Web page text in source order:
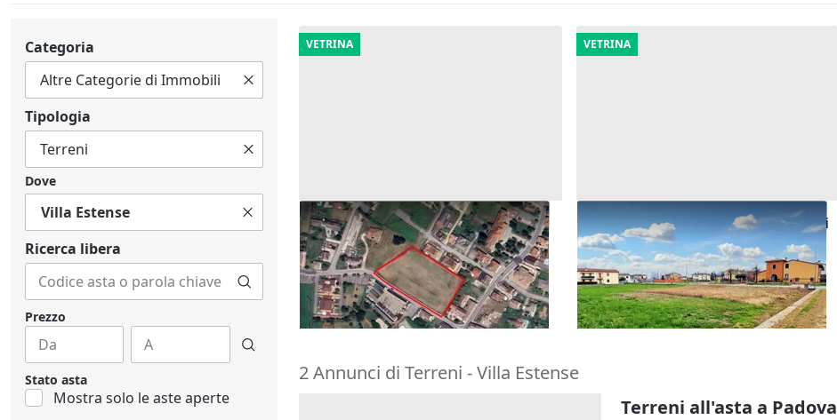
Categoria
Tipologia
Dove
Villa Estense
Ricerca libera
Prezzo
Stato asta
Mostra solo le aste aperte
VETRINA
Asta Terreno edificabile
residenziale di 8.250 mq
Piacenza d'Adige (Padova)
16.712 €
08/10/2026
VETRINA
Asta Terreni edificabili residenziali
di 5.900 mq
Castegnero (Vicenza)
85.000 €
16/11/2026
2 Annunci di Terreni - Villa Estense
Terreni all'asta a Padova